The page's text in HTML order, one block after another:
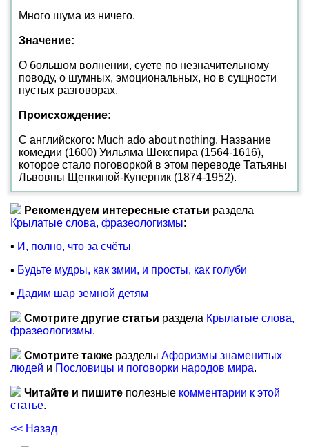
Много шума из ничего.
Значение:
О большом волнении, суете по незначительному
поводу, о шумных, эмоциональных, но в сущности
пустых разговорах.
Происхождение:
С английского: Much ado about nothing. Название
комедии (1600) Уильяма Шекспира (1564-1616),
которое стало поговоркой в этом переводе Татьяны
Львовны Щепкиной-Куперник (1874-1952).
Рекомендуем интересные статьи раздела
Крылатые слова, фразеологизмы:
▪ И, полно, что за счёты
▪ Будьте мудры, как змии, и просты, как голуби
▪ Дадим шар земной детям
Смотрите другие статьи раздела Крылатые слова,
фразеологизмы.
Смотрите также разделы Афоризмы знаменитых
людей и Пословицы и поговорки народов мира.
Читайте и пишите полезные комментарии к этой
статье.
<< Назад